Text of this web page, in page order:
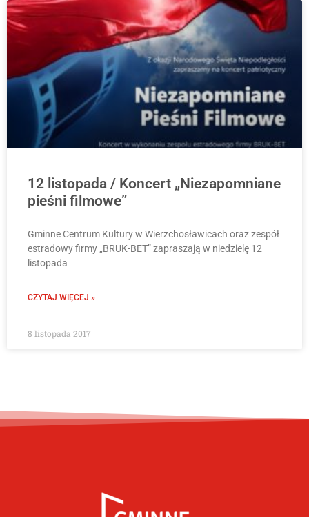
12 listopada / Koncert „Niezapomniane
pieśni filmowe”
Gminne Centrum Kultury w Wierzchosławicach oraz zespół
estradowy firmy „BRUK-BET” zapraszają w niedzielę 12
listopada
CZYTAJ WIĘCEJ »
8 listopada 2017